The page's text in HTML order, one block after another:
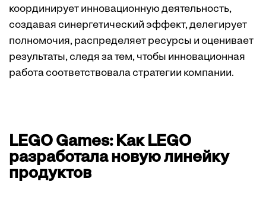
координирует инновационную деятельность,
создавая синергетический эффект, делегирует
полномочия, распределяет ресурсы и оценивает
результаты, следя за тем, чтобы инновационная
работа соответствовала стратегии компании.
LEGO Games: Как LEGO
разработала новую линейку
продуктов